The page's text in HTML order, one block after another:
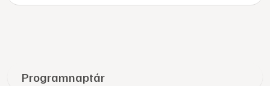
Programnaptár